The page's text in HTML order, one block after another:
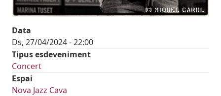
Data
Ds, 27/04/2024 - 22:00
Tipus esdeveniment
Concert
Espai
Nova Jazz Cava